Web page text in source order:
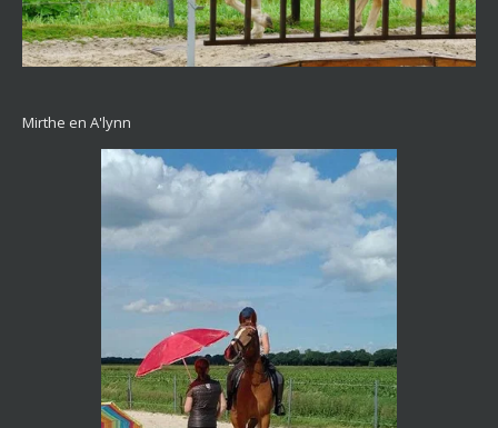
Mirthe en A'lynn